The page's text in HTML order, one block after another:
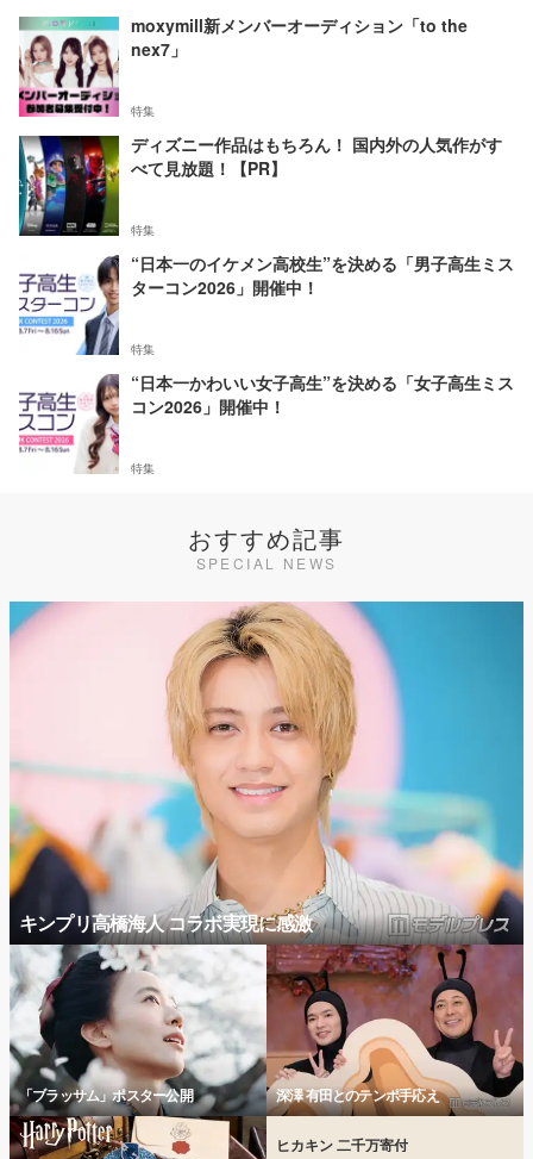
moxymill新メンバーオーディション「to the
nex7」
特集
ディズニー作品はもちろん！ 国内外の人気作がす
べて見放題！【PR】
特集
“日本一のイケメン高校生”を決める「男子高生ミス
ターコン2026」開催中！
特集
“日本一かわいい女子高生”を決める「女子高生ミス
コン2026」開催中！
特集
おすすめ記事
SPECIAL NEWS
キンプリ高橋海人 コラボ実現に感激
「ブラッサム」ポスター公開 深澤 有田とのテンポ手応え
ヒカキン 二千万寄付